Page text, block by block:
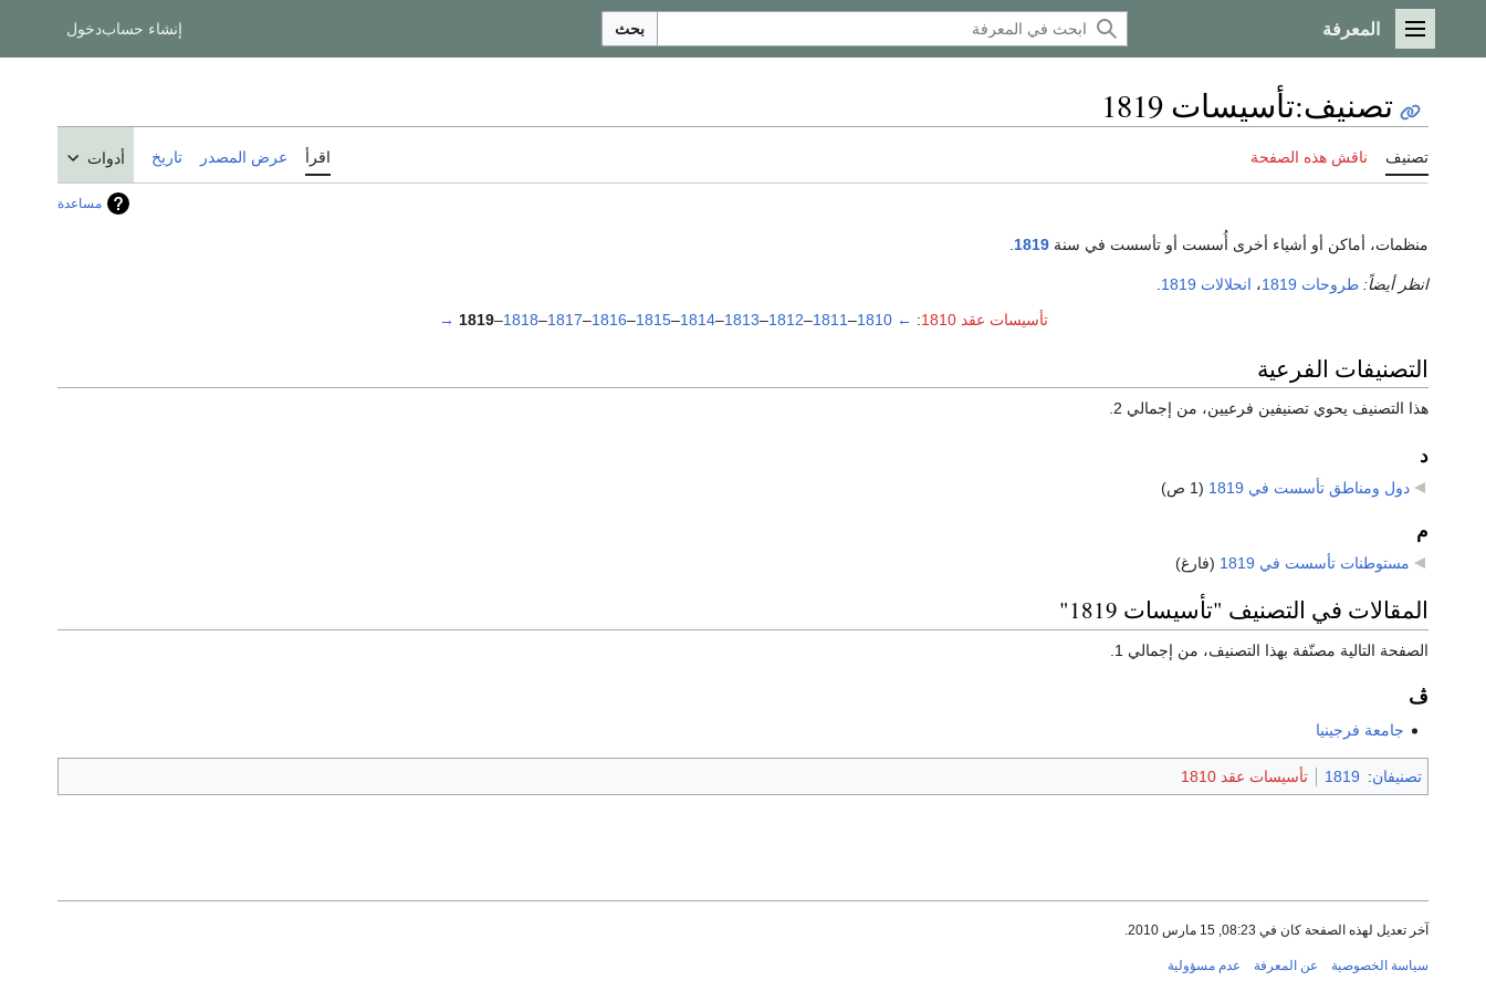
القائمة الرئيسية
المعرفة بحث إنشاء حسابدخول
تصنيف:تأسيسات 1819
تصنيف ناقش هذه الصفحة اقرأ عرض المصدر تاريخ أدوات
مساعدة
منظمات، أماكن أو أشياء أخرى أُسست أو تأسست في سنة 1819
انظر أيضاً: طروحات 1819 ، انحلالات 1819
تأسيسات عقد 1810
:
←
1810
–
1811
–
1812
–
1813
–
1814
–
1815
–
1816
–
1817
–
1818
–
1819
→
التصنيفات الفرعية
هذا التصنيف يحوي تصنيفين فرعيين، من إجمالي 2.
د
دول ومناطق تأسست في 1819 (1 ص)
م
مستوطنات تأسست في 1819 (فارغ)
المقالات في التصنيف "تأسيسات 1819"
الصفحة التالية مصنّفة بهذا التصنيف، من إجمالي 1.
ڤ
جامعة فرجينيا
تصنيفان:
1819 تأسيسات عقد 1810
آخر تعديل لهذه الصفحة كان في 08:23, 15 مارس 2010.
سياسة الخصوصية عن المعرفة عدم مسؤولية